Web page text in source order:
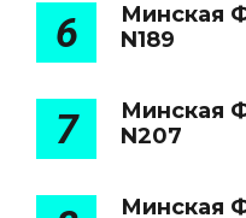
6
Минская
N189
7
Минская
N207
Минская